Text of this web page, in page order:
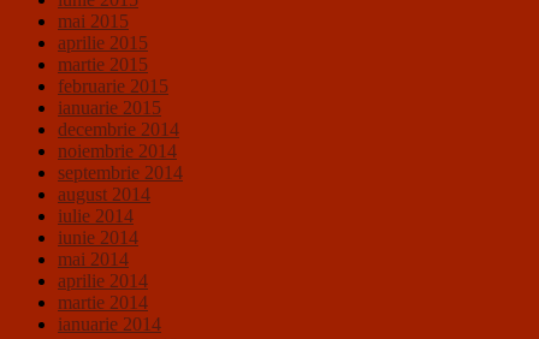
mai 2015
aprilie 2015
martie 2015
februarie 2015
ianuarie 2015
decembrie 2014
noiembrie 2014
septembrie 2014
august 2014
iulie 2014
iunie 2014
mai 2014
aprilie 2014
martie 2014
ianuarie 2014